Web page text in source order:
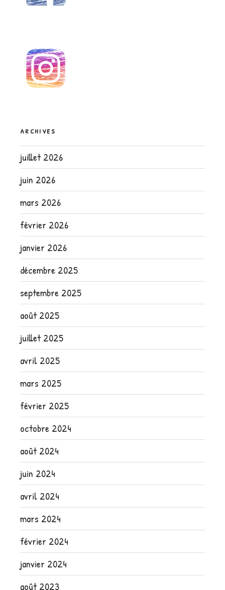
ARCHIVES
juillet 2026
juin 2026
mars 2026
février 2026
janvier 2026
décembre 2025
septembre 2025
août 2025
juillet 2025
avril 2025
mars 2025
février 2025
octobre 2024
août 2024
juin 2024
avril 2024
mars 2024
février 2024
janvier 2024
août 2023